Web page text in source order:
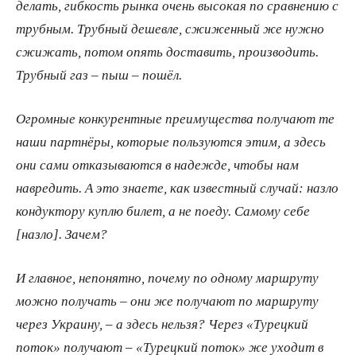
делать, гибкость рынка очень высокая по сравнению с
трубным. Трубный дешевле, сжиженный же нужно
сжижать, потом опять доставить, производить.
Трубный газ – пыш – пошёл.
Огромные конкурентные преимущества получают те
наши партнёры, которые пользуются этим, а здесь
они сами отказываются в надежде, чтобы нам
навредить. А это знаете, как известный случай: назло
кондуктору куплю билет, а не поеду. Самому себе
[назло]. Зачем?
И главное, непонятно, почему по одному маршруту
можно получать – они же получают по маршруту
через Украину, – а здесь нельзя? Через «Турецкий
поток» получают – «Турецкий поток» же уходит в